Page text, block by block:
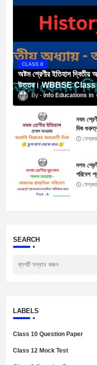
CLASS 8
অষ্টম শ্রেণীর ইতিহাস
উত্তর। WBBSE
Info Educations
নবম
দিক
দশম
SEARCH
LABELS
Class 10 Question Paper
Class 12 Mock Test